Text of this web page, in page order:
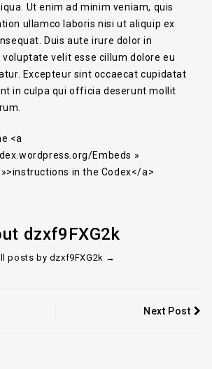
Ut enim ad minim veniam, quis
ullamco laboris nisi ut aliquip ex
Duis aute irure dolor in
velit esse cillum dolore eu
Excepteur sint occaecat cupidatat
in culpa qui officia deserunt mollit
<a
Embeds »
in the Codex</a>
dzxf9FXG2k
posts by dzxf9FXG2k →
Next Post